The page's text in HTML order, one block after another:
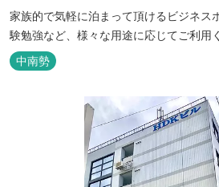
家族的で気軽に泊まって頂けるビジネス
験勉強など、様々な用途に応じてご利用
中南勢